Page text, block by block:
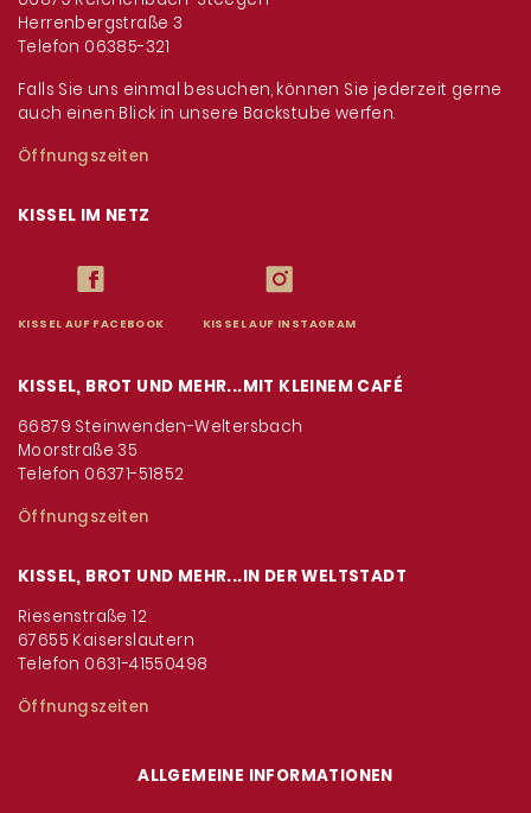
Herrenbergstraße 3
Telefon 06385-321
Falls Sie uns einmal besuchen, können Sie jederzeit gerne
auch einen Blick in unsere Backstube werfen.
Öffnungszeiten
KISSEL IM NETZ
KISSEL AUF FACEBOOK KISSEL AUF INSTAGRAM
KISSEL, BROT UND MEHR...MIT KLEINEM CAFÉ
66879 Steinwenden-Weltersbach
Moorstraße 35
Telefon 06371-51852
Öffnungszeiten
KISSEL, BROT UND MEHR...IN DER WELTSTADT
Riesenstraße 12
67655 Kaiserslautern
Telefon 0631-41550498
Öffnungszeiten
ALLGEMEINE INFORMATIONEN